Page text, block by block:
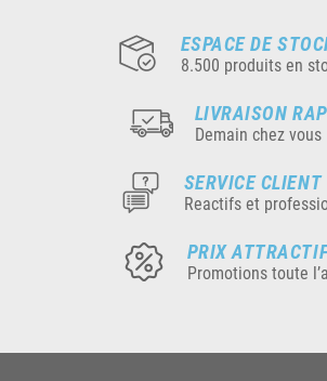
ESPACE DE
8.500 produits en
LIVRAISON
Demain chez vous
SERVICE CLIENT
Reactifs et
PRIX
Promotions toute